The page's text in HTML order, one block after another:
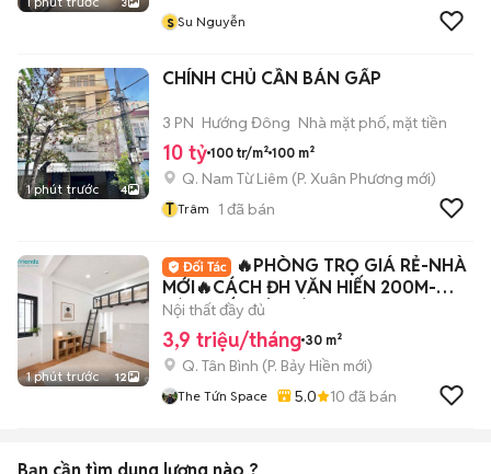
s Su Nguyễn
1 phút trước 4
CHÍNH CHỦ CẦN BÁN GẤP
3 PN Hướng Đông Nhà mặt phố, mặt tiền
10 tỷ 100 tr/m² 100 m²
Q. Nam Từ Liêm (P. Xuân Phương mới)
T Trâm 1 đã bán
1 phút trước 12
🔥PHÒNG TRỌ GIÁ RẺ-NHÀ
MỚI🔥CÁCH ĐH VĂN HIẾN 200M-
TÁCH BẾP-TÂN BÌNH-Q10
Nội thất đầy đủ
3,9 triệu/tháng 30 m²
Q. Tân Bình (P. Bảy Hiền mới)
The Tứn Space 5.0 10 đã bán